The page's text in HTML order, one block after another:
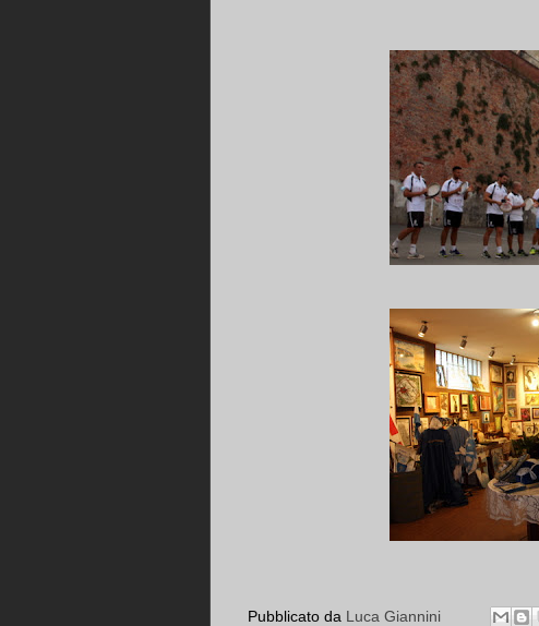
Pubblicato da Luca Giannini